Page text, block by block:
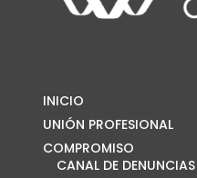
INICIO
UNIÓN PROFESIONAL
COMPROMISO
CANAL DE DENUNCIAS